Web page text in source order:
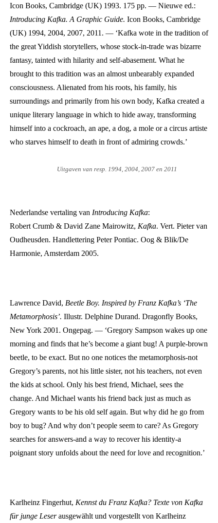
Icon Books, Cambridge (UK) 1993. 175 pp. — Nieuwe ed.:
Introducing Kafka. A Graphic Guide. Icon Books, Cambridge
(UK) 1994, 2004, 2007, 2011. — ‘Kafka wote in the tradition of
the great Yiddish storytellers, whose stock-in-trade was bizarre
fantasy, tainted with hilarity and self-abasement. What he
brought to this tradition was an almost unbearably expanded
consciousness. Alienated from his roots, his family, his
surroundings and primarily from his own body, Kafka created a
unique literary language in which to hide away, transforming
himself into a cockroach, an ape, a dog, a mole or a circus artiste
who starves himself to death in front of admiring crowds.’
Uitgaven van resp. 1994, 2004, 2007 en 2011
Nederlandse vertaling van Introducing Kafka:
Robert Crumb & David Zane Mairowitz, Kafka. Vert. Pieter van
Oudheusden. Handlettering Peter Pontiac. Oog & Blik/De
Harmonie, Amsterdam 2005.
Lawrence David, Beetle Boy. Inspired by Franz Kafka’s ‘The
Metamorphosis’. Illustr. Delphine Durand. Dragonfly Books,
New York 2001. Ongepag. — ‘Gregory Sampson wakes up one
morning and finds that he’s become a giant bug! A purple-brown
beetle, to be exact. But no one notices the metamorphosis-not
Gregory’s parents, not his little sister, not his teachers, not even
the kids at school. Only his best friend, Michael, sees the
change. And Michael wants his friend back just as much as
Gregory wants to be his old self again. But why did he go from
boy to bug? And why don’t people seem to care? As Gregory
searches for answers-and a way to recover his identity-a
poignant story unfolds about the need for love and recognition.’
Karlheinz Fingerhut, Kennst du Franz Kafka? Texte von Kafka
für junge Leserausgewählt und vorgestellt von Karlheinz